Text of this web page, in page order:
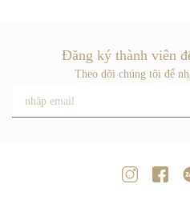
Đăng ký thành viên
Theo dõi chúng tôi để